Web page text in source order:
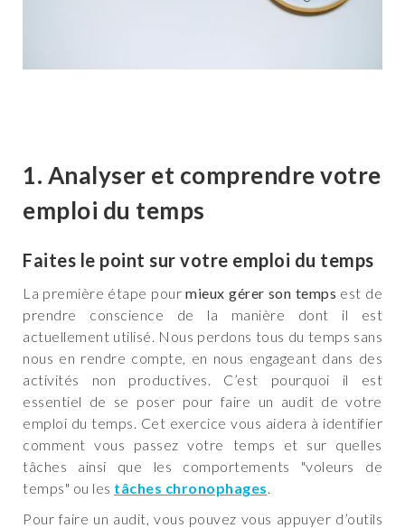
1. Analyser et comprendre votre
emploi du temps
Faites le point sur votre emploi du temps
La première étape pourmieux gérer son temps est de
prendre conscience de la manière dont il est
actuellement utilisé. Nous perdons tous du temps sans
nous en rendre compte, en nous engageant dans des
activités non productives. C’est pourquoi il est
essentiel de se poser pour faire un audit de votre
emploi du temps. Cet exercice vous aidera à identifier
comment vous passez votre temps et sur quelles
tâches ainsi que les comportements "voleurs de
temps" ou les tâches chronophages.
Pour faire un audit, vous pouvez vous appuyer d’outils